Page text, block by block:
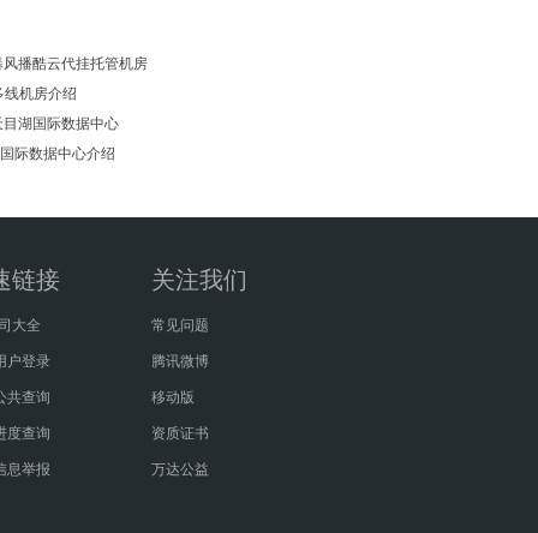
播酷云代挂托管机房
线机房介绍
湖国际数据中心
际数据中心介绍
链接
大全
户登录
共查询
度查询
息举报
关注我们
常见问题
腾讯微博
移动版
资质证书
万达公益